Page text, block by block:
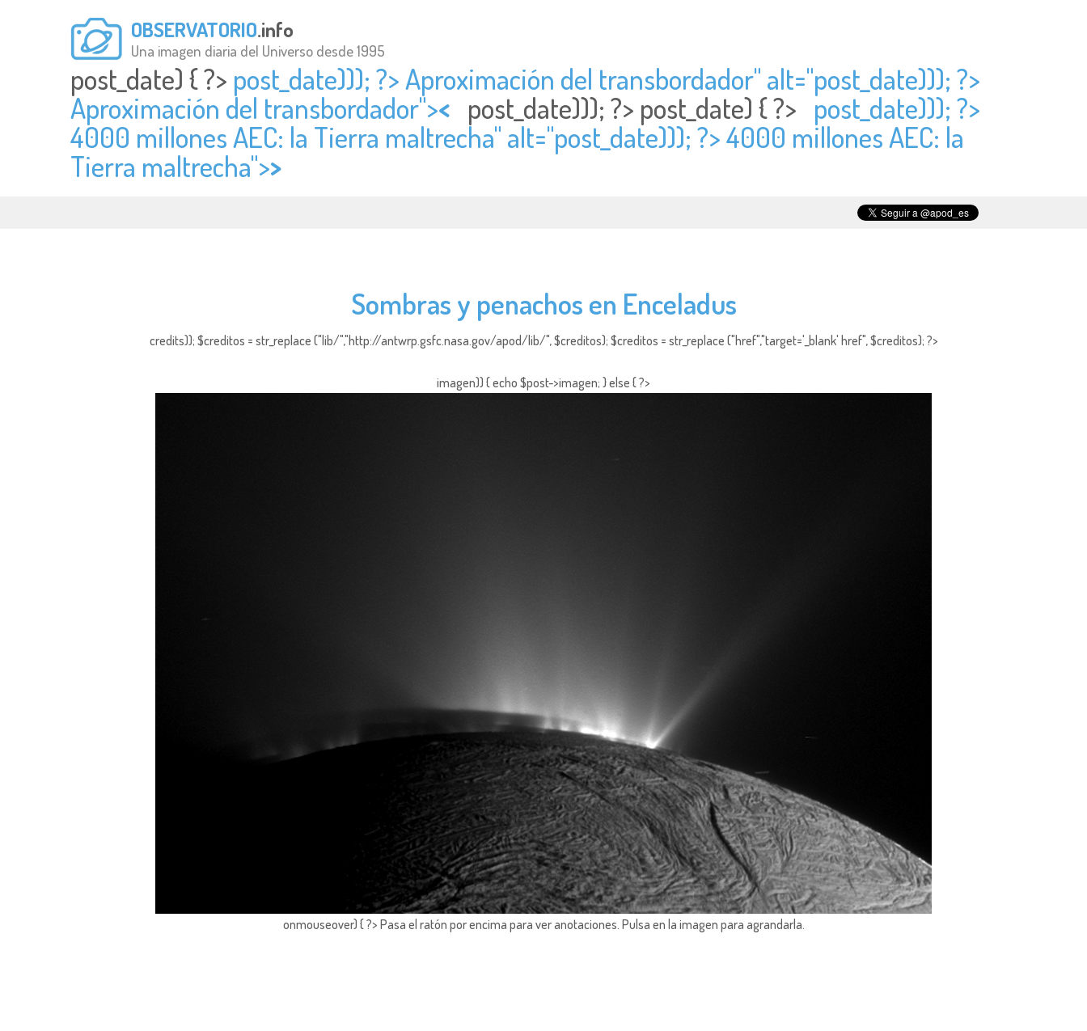
OBSERVATORIO.info
Una imagen diaria del Universo desde 1995
post_date) { ?> post_date))); ?> Aproximación del transbordador" alt="post_date))); ?>
Aproximación del transbordador">< post_date))); ?> post_date) { ?> post_date))); ?>
4000 millones AEC: la Tierra maltrecha" alt="post_date))); ?> 4000 millones AEC: la
Tierra maltrecha">>
Sombras y penachos en Enceladus
credits)); $creditos = str_replace ("lib/","http://antwrp.gsfc.nasa.gov/apod/lib/", $creditos); $creditos = str_replace ("href","target='_blank' href", $creditos); ?>
imagen)) { echo $post->imagen; } else { ?>
onmouseover) { ?> Pasa el ratón por encima para ver anotaciones. Pulsa en la imagen para agrandarla.